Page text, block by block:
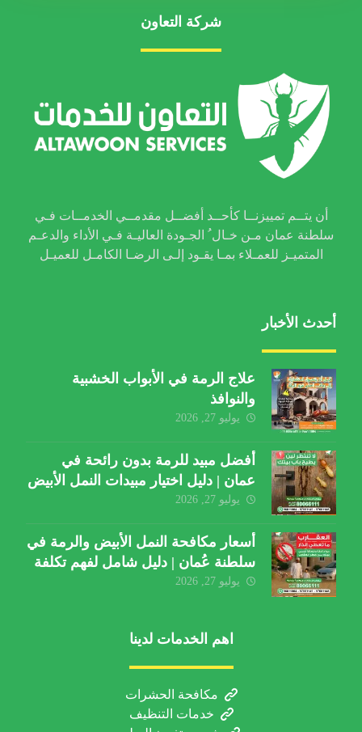
شركة التعاون
أن يتــم تمييزنــا كأحــد أفضــل مقدمــي الخدمــات فـي
سلطنة عمان مـن خـال ُ الجـودة العاليـة فـي الأداء والدعـم
المتميـز للعمـلاء بمـا يقـود إلـى الرضـا الكامـل للعميـل
أحدث الأخبار
علاج الرمة في الأبواب الخشبية
والنوافذ
يوليو 27, 2026
أفضل مبيد للرمة بدون رائحة في
عمان | دليل اختيار مبيدات النمل الأبيض
يوليو 27, 2026
أسعار مكافحة النمل الأبيض والرمة في
سلطنة عُمان | دليل شامل لفهم تكلفة
الخدمة والعوامل المؤثرة
يوليو 27, 2026
اهم الخدمات لدينا
مكافحة الحشرات
خدمات التنظيف